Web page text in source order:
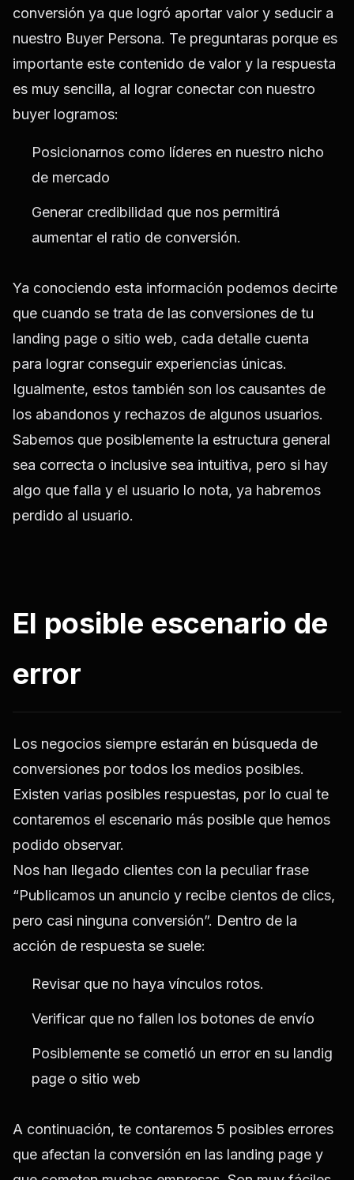
conversión ya que logró aportar valor y seducir a
nuestro Buyer Persona. Te preguntaras porque es
importante este contenido de valor y la respuesta
es muy sencilla, al lograr conectar con nuestro
buyer logramos:
Posicionarnos como líderes en nuestro nicho
de mercado
Generar credibilidad que nos permitirá
aumentar el ratio de conversión.
Ya conociendo esta información podemos decirte
que cuando se trata de las conversiones de tu
landing page o sitio web, cada detalle cuenta
para lograr conseguir experiencias únicas.
Igualmente, estos también son los causantes de
los abandonos y rechazos de algunos usuarios.
Sabemos que posiblemente la estructura general
sea correcta o inclusive sea intuitiva, pero si hay
algo que falla y el usuario lo nota, ya habremos
perdido al usuario.
El posible escenario de
error
Los negocios siempre estarán en búsqueda de
conversiones por todos los medios posibles.
Existen varias posibles respuestas, por lo cual te
contaremos el escenario más posible que hemos
podido observar.
Nos han llegado clientes con la peculiar frase
“Publicamos un anuncio y recibe cientos de clics,
pero casi ninguna conversión”. Dentro de la
acción de respuesta se suele:
Revisar que no haya vínculos rotos.
Verificar que no fallen los botones de envío
Posiblemente se cometió un error en su landig
page o sitio web
A continuación, te contaremos 5 posibles errores
que afectan la conversión en las landing page y